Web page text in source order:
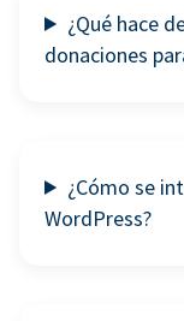
¿Qué hace
donaciones
¿Cómo se
WordPress?